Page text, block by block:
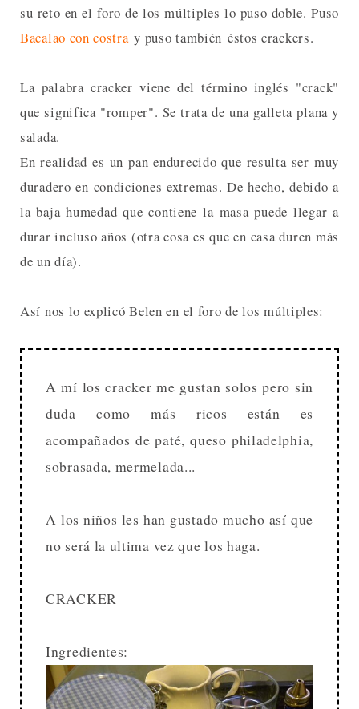
su reto en el foro de los múltiples lo puso doble. Puso
Bacalao con costray puso también éstos crackers.
La palabra cracker viene del término inglés "crack"
que significa "romper". Se trata de una galleta plana y
salada.
En realidad es un pan endurecido que resulta ser muy
duradero en condiciones extremas. De hecho, debido a
la baja humedad que contiene la masa puede llegar a
durar incluso años (otra cosa es que en casa duren más
de un día).
Así nos lo explicó Belen en el foro de los múltiples:
A mí los cracker me gustan solos pero sin
duda como más ricos están es
acompañados de paté, queso philadelphia,
sobrasada, mermelada...
A los niños les han gustado mucho así que
no será la ultima vez que los haga.
CRACKER
Ingredientes: